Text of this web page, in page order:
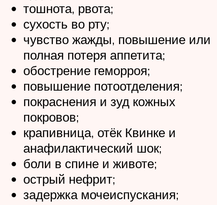
тошнота, рвота;
сухость во рту;
чувство жажды, повышение или
полная потеря аппетита;
обострение геморроя;
повышение потоотделения;
покраснения и зуд кожных
покровов;
крапивница, отёк Квинке и
анафилактический шок;
боли в спине и животе;
острый нефрит;
задержка мочеиспускания;